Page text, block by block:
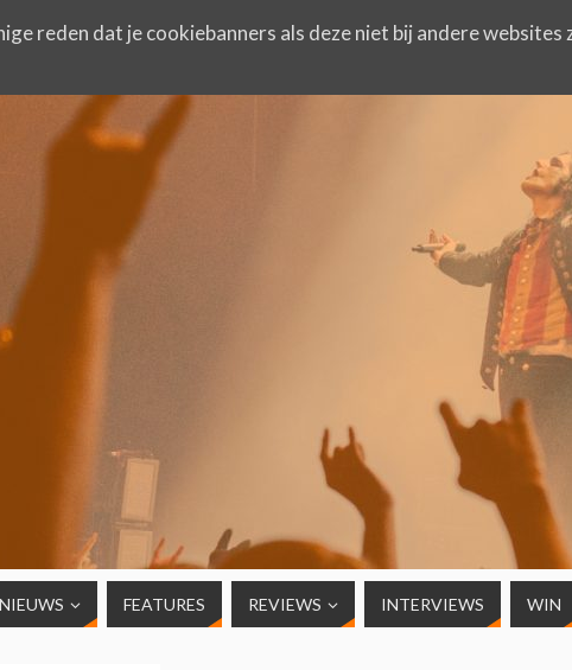
NIEUWS FEATURES REVIEWS INTERVIEWS WIN
reden dat je cookiebanners als deze niet bij andere